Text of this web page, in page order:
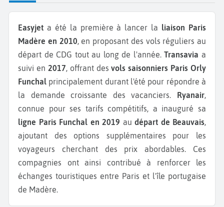
Easyjet a été la première à lancer la liaison Paris
Madère en 2010, en proposant des vols réguliers au
départ de CDG tout au long de l'année.Transaviaa
suivi en 2017, offrant desvols saisonniers Paris Orly
Funchal principalement durant l'été pour répondre à
la demande croissante des vacanciers.
Ryanair,
connue pour ses tarifs compétitifs, a inauguré sa
ligne Paris Funchal en 2019 au départ de Beauvais,
ajoutant des options supplémentaires pour les
voyageurs cherchant des prix abordables. Ces
compagnies ont ainsi contribué à renforcer les
échanges touristiques entre Paris et l'île portugaise
de Madère.